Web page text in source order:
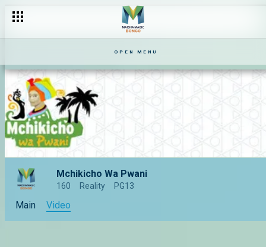
OPEN MENU
Mchikicho Wa Pwani
160 Reality PG13
Main Video